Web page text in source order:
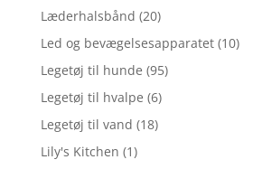
Læderhalsbånd (20)
Led og bevægelsesapparatet (10)
Legetøj til hunde (95)
Legetøj til hvalpe (6)
Legetøj til vand (18)
Lily's Kitchen (1)